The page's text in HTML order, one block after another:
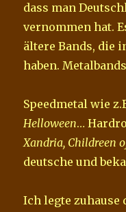
dass man
vernommen hat.
ältere Bands, die
haben.
Speedmetal wie
Helloween…
Xandria, Childreen
deutsche und
Ich legte zuhause